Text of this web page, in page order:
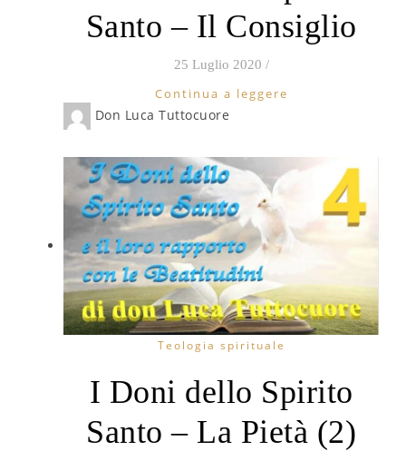
Santo – Il Consiglio
25 Luglio 2020 /
Continua a leggere
Don Luca Tuttocuore
Teologia spirituale
I Doni dello Spirito
Santo – La Pietà (2)